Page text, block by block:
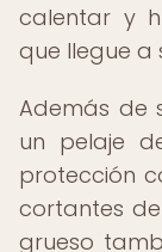
calentar y
que llegue a
Además de
un pelaje
protección
cortantes
grueso